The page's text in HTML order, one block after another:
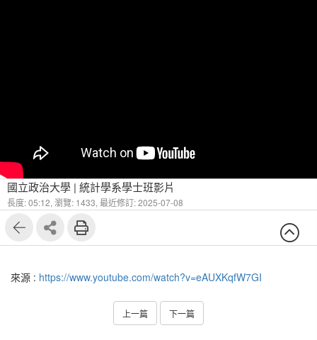
國立政治大學 | 統計學系學士班影片
長度: 05:12, 瀏覽: 1433, 最近修訂: 2025-07-08
來源 : https://www.youtube.com/watch?v=eAUXKqfW7GI
上一篇 下一篇